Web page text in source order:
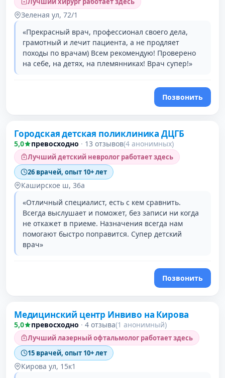
Зеленая ул, 72/1
«Прекрасный врач, профессионал своего дела,
грамотный и лечит пациента, а не продляет
походы по врачам) Всем рекомендую! Проверено
на себе, на детях, на племянниках! Врач супер!»
Позвонить
Городская детская поликлиника ДЦГБ
5,0 превосходно · 13 отзывов(4 анонимных)
Лучший детский невролог работает здесь
26 врачей, опыт 10+ лет
Каширское ш, 36а
«Отличный специалист, есть с кем сравнить.
Всегда выслушает и поможет, без записи ни когда
не откажет в приеме. Назначения всегда нам
помогают быстро поправится. Супер детский
врач»
Позвонить
Медицинский центр Инвиво на Кирова
5,0 превосходно · 4 отзыва(1 анонимный)
Лучший лазерный офтальмолог работает здесь
15 врачей, опыт 10+ лет
Кирова ул, 15к1